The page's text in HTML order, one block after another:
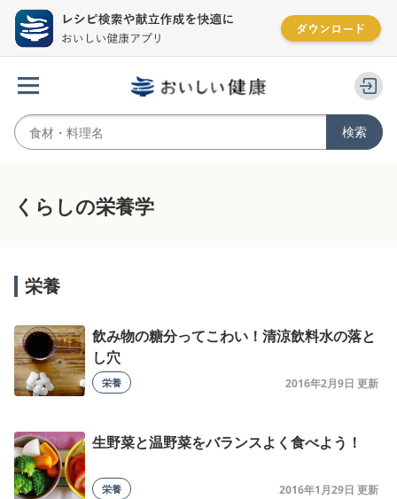
くらしの栄養学
栄養
飲み物の糖分ってこわい！清涼飲料水の落と
し穴
栄養 2016年2月9日
生野菜と温野菜をバランスよく食べよう！
栄養 2016年1月29日